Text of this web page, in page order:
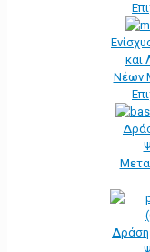
και
Νέων
Δράση